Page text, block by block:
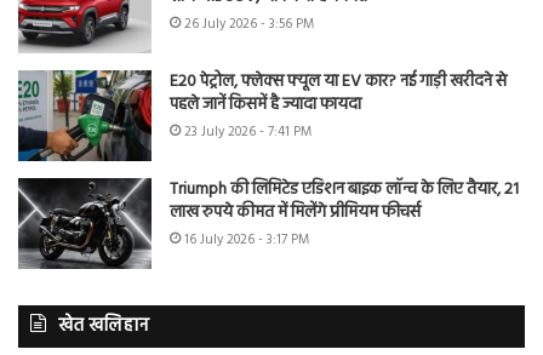
26 July 2026 - 3:56 PM
E20 पेट्रोल, फ्लेक्स फ्यूल या EV कार? नई गाड़ी खरीदने से
पहले जानें किसमें है ज्यादा फायदा
23 July 2026 - 7:41 PM
Triumph की लिमिटेड एडिशन बाइक लॉन्च के लिए तैयार, 21
लाख रुपये कीमत में मिलेंगे प्रीमियम फीचर्स
16 July 2026 - 3:17 PM
खेत खलिहान